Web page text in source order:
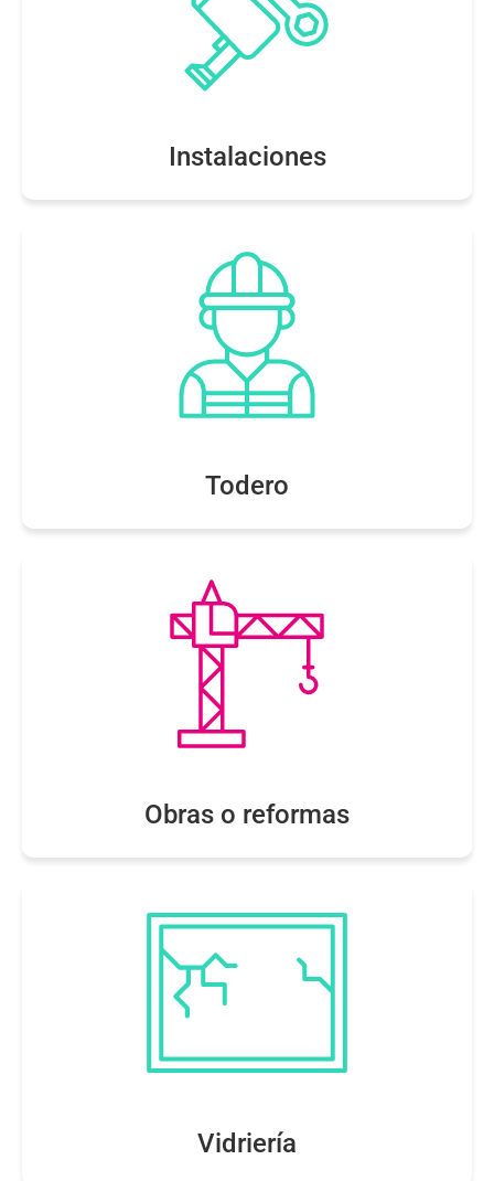
Instalaciones
Todero
Obras o reformas
Vidriería